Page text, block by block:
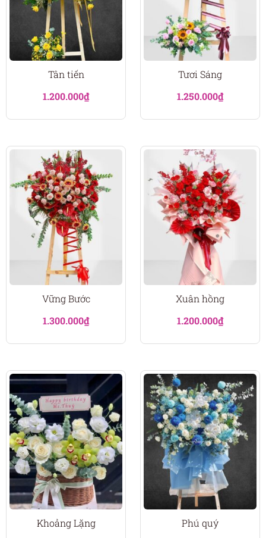
Tân tiến
1.200.000₫
Tươi Sáng
1.250.000₫
Vững Bước
1.300.000₫
Xuân hồng
1.200.000₫
Khoảng Lặng Phú quý